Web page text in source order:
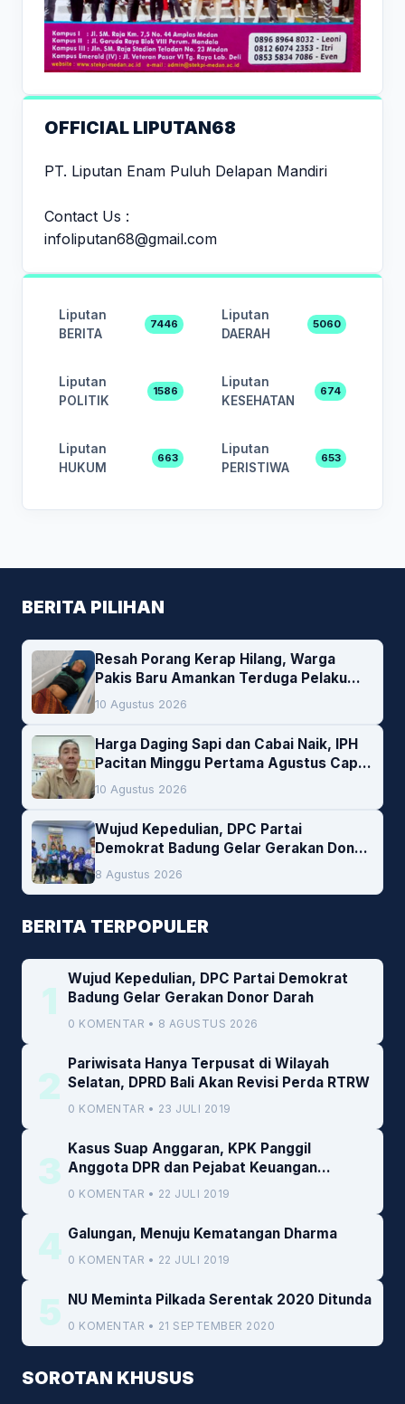
OFFICIAL LIPUTAN68
PT. Liputan Enam Puluh Delapan Mandiri
Contact Us :
infoliputan68@gmail.com
Liputan
BERITA
7446
Liputan
DAERAH
5060
Liputan
POLITIK
1586
Liputan
KESEHATAN
674
Liputan
HUKUM
663
Liputan
PERISTIWA
653
BERITA PILIHAN
Resah Porang Kerap Hilang, Warga
Pakis Baru Amankan Terduga Pelaku
Pencurian
10 Agustus 2026
Harga Daging Sapi dan Cabai Naik, IPH
Pacitan Minggu Pertama Agustus Capai
1,66 Persen. Ini Penjelasan Kabag Ayub
10 Agustus 2026
Wujud Kepedulian, DPC Partai
Demokrat Badung Gelar Gerakan Donor
Darah
8 Agustus 2026
BERITA TERPOPULER
1
Wujud Kepedulian, DPC Partai Demokrat
Badung Gelar Gerakan Donor Darah
0 KOMENTAR • 8 AGUSTUS 2026
2
Pariwisata Hanya Terpusat di Wilayah
Selatan, DPRD Bali Akan Revisi Perda RTRW
0 KOMENTAR • 23 JULI 2019
3
Kasus Suap Anggaran, KPK Panggil
Anggota DPR dan Pejabat Keuangan
Kemenkeu
0 KOMENTAR • 22 JULI 2019
4 Galungan, Menuju Kematangan Dharma
0 KOMENTAR • 22 JULI 2019
5 NU Meminta Pilkada Serentak 2020 Ditunda
0 KOMENTAR • 21 SEPTEMBER 2020
SOROTAN KHUSUS